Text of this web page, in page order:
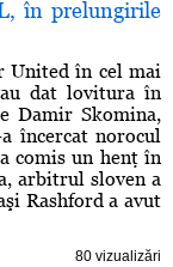
în prelungirile
United în cel mai
dat lovitura în
Damir Skomina,
încercat norocul
comis un henţ în
arbitrul sloven a
Rashford a avut
80 vizualizări